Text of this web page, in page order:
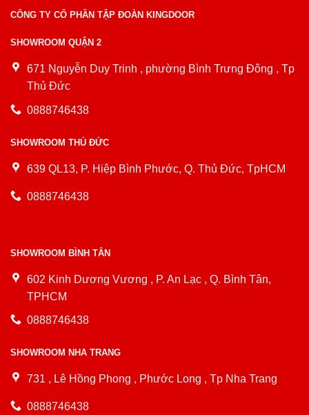
CÔNG TY CỔ PHẦN TẬP ĐOÀN KINGDOOR
SHOWROOM QUẬN 2
671 Nguyễn Duy Trinh , phường Bình Trưng Đông , Tp
Thủ Đức
0888746438
SHOWROOM THỦ ĐỨC
639 QL13, P. Hiệp Bình Phước, Q. Thủ Đức, TpHCM
0888746438
SHOWROOM BÌNH TÂN
602 Kinh Dương Vương , P. An Lạc , Q. Bình Tân,
TPHCM
0888746438
SHOWROOM NHA TRANG
731 , Lê Hồng Phong , Phước Long , Tp Nha Trang
0888746438